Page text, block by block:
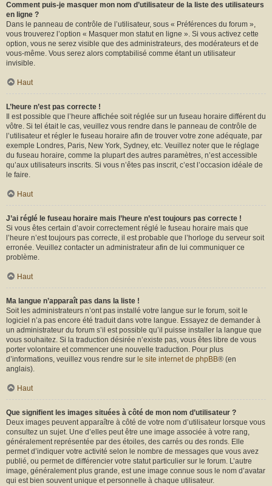
Comment puis-je masquer mon nom d’utilisateur de la liste des utilisateurs
en ligne ?
Dans le panneau de contrôle de l’utilisateur, sous « Préférences du forum »,
vous trouverez l’option « Masquer mon statut en ligne ». Si vous activez cette
option, vous ne serez visible que des administrateurs, des modérateurs et de
vous-même. Vous serez alors comptabilisé comme étant un utilisateur
invisible.
Haut
L’heure n’est pas correcte !
Il est possible que l’heure affichée soit réglée sur un fuseau horaire différent du
vôtre. Si tel était le cas, veuillez vous rendre dans le panneau de contrôle de
l’utilisateur et régler le fuseau horaire afin de trouver votre zone adéquate, par
exemple Londres, Paris, New York, Sydney, etc. Veuillez noter que le réglage
du fuseau horaire, comme la plupart des autres paramètres, n’est accessible
qu’aux utilisateurs inscrits. Si vous n’êtes pas inscrit, c’est l’occasion idéale de
le faire.
Haut
J’ai réglé le fuseau horaire mais l’heure n’est toujours pas correcte !
Si vous êtes certain d’avoir correctement réglé le fuseau horaire mais que
l’heure n’est toujours pas correcte, il est probable que l’horloge du serveur soit
erronée. Veuillez contacter un administrateur afin de lui communiquer ce
problème.
Haut
Ma langue n’apparaît pas dans la liste !
Soit les administrateurs n’ont pas installé votre langue sur le forum, soit le
logiciel n’a pas encore été traduit dans votre langue. Essayez de demander à
un administrateur du forum s’il est possible qu’il puisse installer la langue que
vous souhaitez. Si la traduction désirée n’existe pas, vous êtes libre de vous
porter volontaire et commencer une nouvelle traduction. Pour plus
d’informations, veuillez vous rendre sur le site internet de phpBB® (en
anglais).
Haut
Que signifient les images situées à côté de mon nom d’utilisateur ?
Deux images peuvent apparaître à côté de votre nom d’utilisateur lorsque vous
consultez un sujet. Une d’elles peut être une image associée à votre rang,
généralement représentée par des étoiles, des carrés ou des ronds. Elle
permet d’indiquer votre activité selon le nombre de messages que vous avez
publié, ou permet de différencier votre statut particulier sur le forum. L’autre
image, généralement plus grande, est une image connue sous le nom d’avatar
qui est bien souvent unique et personnelle à chaque utilisateur.